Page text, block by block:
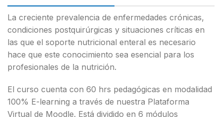
La creciente prevalencia de enfermedades crónicas,
condiciones postquirúrgicas y situaciones críticas en
las que el soporte nutricional enteral es necesario
hace que este conocimiento sea esencial para los
profesionales de la nutrición.
El curso cuenta con 60 hrs pedagógicas en modalidad
100% E-learning a través de nuestra Plataforma
Virtual de Moodle. Está dividido en 6 módulos